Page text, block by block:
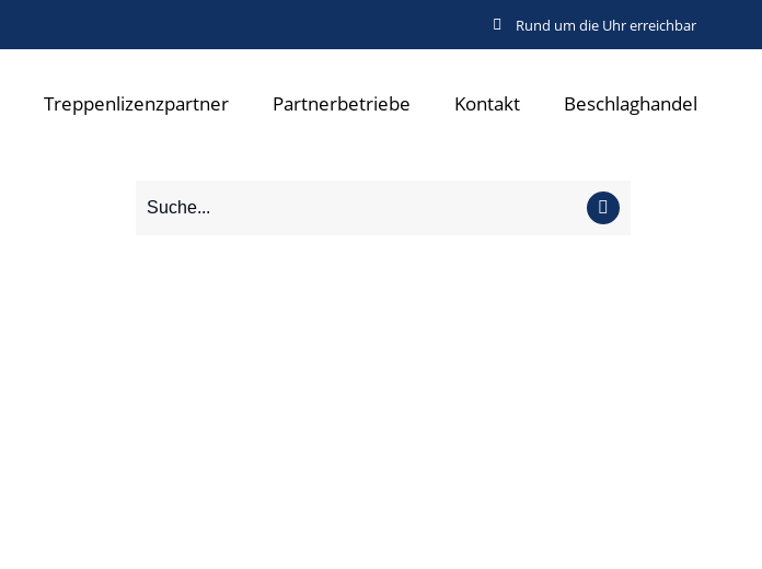
Rund um die Uhr erreichbar
Treppenlizenzpartner Partnerbetriebe Kontakt Beschlaghandel